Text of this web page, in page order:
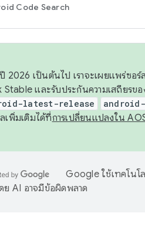
Code Search
2026 เป็นต้นไป เราจะเผยแพร่ซอ
Stable และรับประกันความเสถียรข
latest-release
เพิ่มเติมได้ที่การเปลี่ยนแปลงใน
Google ใช้เทคโนโ
ย AI อาจมีข้อผิดพลาด